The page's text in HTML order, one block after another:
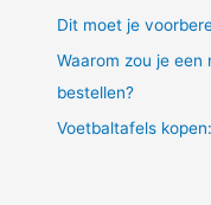
Dit moet je
Waarom zou je een
bestellen?
Voetbaltafels